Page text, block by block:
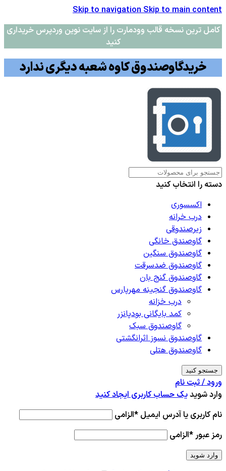
Skip to navigationSkip to main content
کامل ترین نسخه قالب وودمارت را از سایت نوین وردپرس خریداری
کنید
خریدگاوصندوق کاوه شعبه دیگری ندارد
دسته را انتخاب کنید
اکسسوری
درب خرانه
زیرصندوقی
گاوصندق خانگی
گاوصندوق سنگین
گاوصندوق ضدسرقت
گاوصندوق گنج بان
گاوصندوق گنجینه مهرپارس
درب خزانه
کمد بایگانی بودپانزر
گاوصندوق سبک
گاوصندوق نسوز اثرانگشتی
گاوصندوق هتلی
جستجو کنید
ورود / ثبت نام
وارد شویدیک حساب کاربری ایجاد کنید
نام کاربری یا آدرس ایمیل *الزامی
رمز عبور*الزامی
وارد شوید